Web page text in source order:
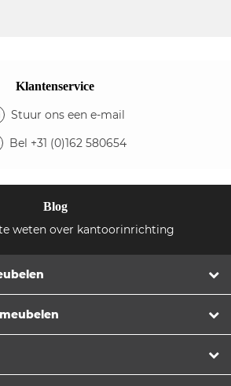
Klantenservice
Stuur ons een e-mail
Bel +31 (0)162 580654
Blog
weten over kantoorinrichting